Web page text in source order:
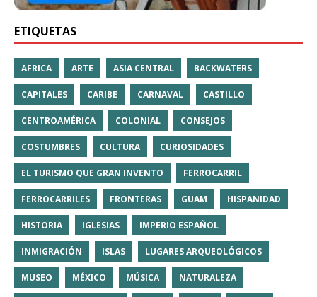
ETIQUETAS
AFRICA ARTE ASIA CENTRAL BACKWATERS
CAPITALES CARIBE CARNAVAL CASTILLO
CENTROAMÉRICA COLONIAL CONSEJOS
COSTUMBRES CULTURA CURIOSIDADES
EL TURISMO QUE GRAN INVENTO FERROCARRIL
FERROCARRILES FRONTERAS GUAM HISPANIDAD
HISTORIA IGLESIAS IMPERIO ESPAÑOL
INMIGRACIÓN ISLAS LUGARES ARQUEOLÓGICOS
MUSEO MÉXICO MÚSICA NATURALEZA